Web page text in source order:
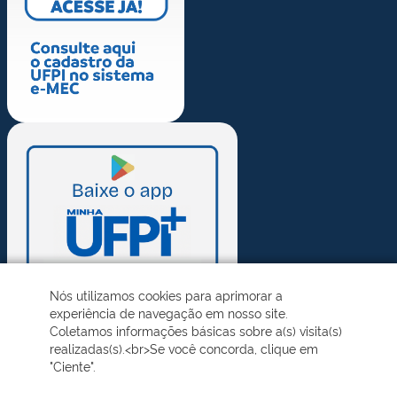
Nós utilizamos cookies para aprimorar a
experiência de navegação em nosso site.
Coletamos informações básicas sobre a(s) visita(s)
realizadas(s).<br>Se você concorda, clique em
"Ciente".